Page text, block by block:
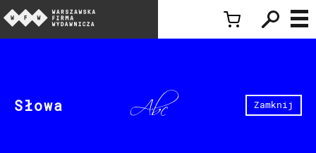
Słowa Zamknij